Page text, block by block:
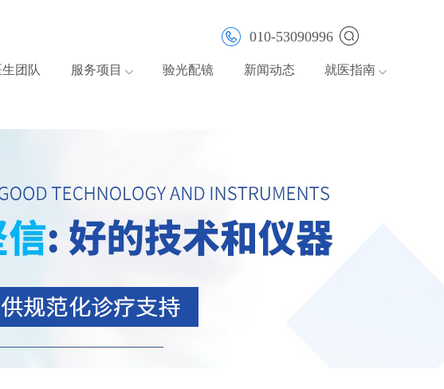
010-53090996
生团队 服务项目 验光配镜 新闻动态 就医指南